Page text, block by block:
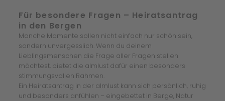
Für besondere Fragen – Heiratsantrag
in den Bergen
Manche Momente sollen nicht einfach nur schön sein,
sondern unvergesslich. Wenn du deinem
Lieblingsmenschen die Frage aller Fragen stellen
möchtest, bietet die almlust dafür einen besonders
stimmungsvollen Rahmen.
Ein Heiratsantrag in der almlust kann sich persönlich, ruhig
und besonders anfühlen – eingebettet in Berge, Natur